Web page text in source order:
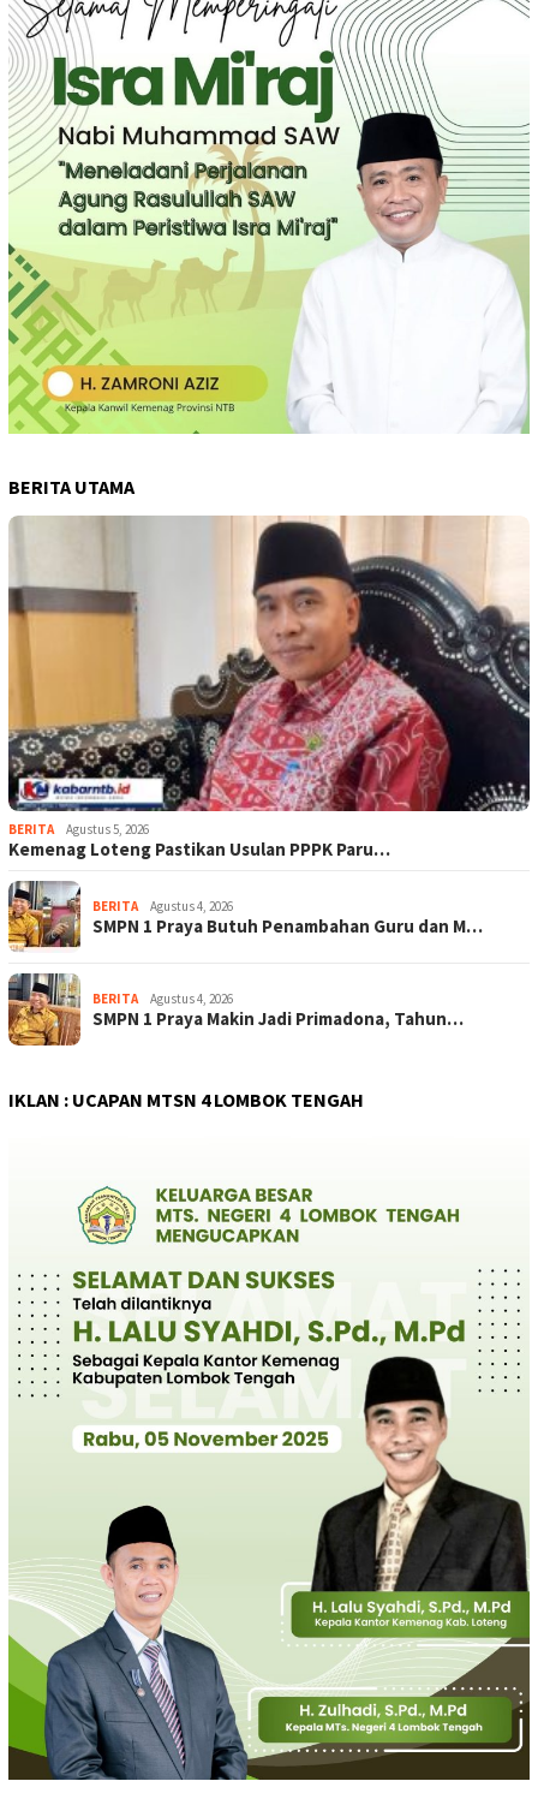
BERITA UTAMA
BERITA Agustus 5, 2026
Kemenag Loteng Pastikan Usulan PPPK Paru…
BERITA Agustus 4, 2026
SMPN 1 Praya Butuh Penambahan Guru dan M…
BERITA Agustus 4, 2026
SMPN 1 Praya Makin Jadi Primadona, Tahun…
IKLAN : UCAPAN MTSN 4 LOMBOK TENGAH